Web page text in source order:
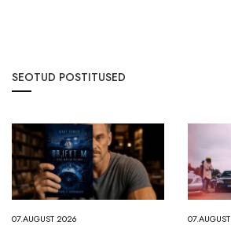
SEOTUD POSTITUSED
07.AUGUST 2026